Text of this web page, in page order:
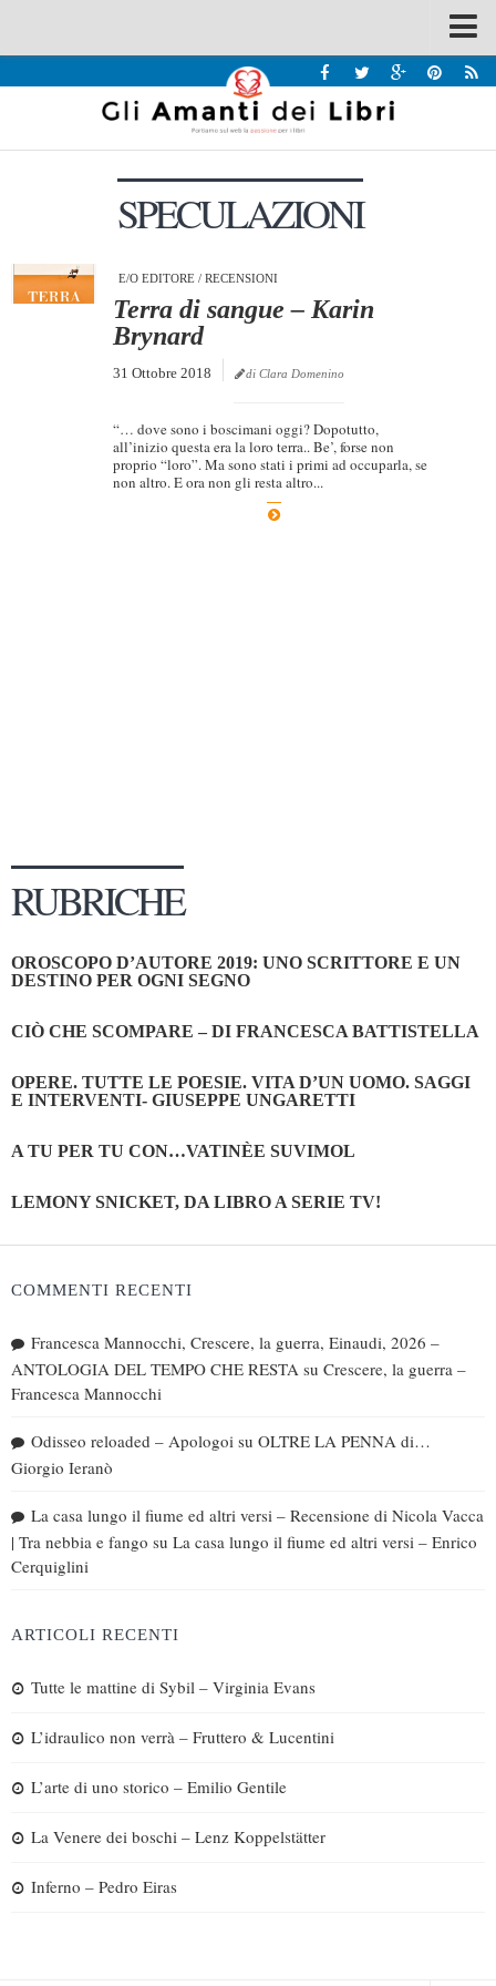
Recensioni
Interviste & Incontri
Chi siamo
Tabù Festival 2014
A Tutto Volume
Marketing
SPECULAZIONI
E/O EDITORE/ RECENSIONI
Terra di sangue – Karin
Brynard
31 Ottobre 2018 di Clara Domenino
“… dove sono i boscimani oggi? Dopotutto,
all’inizio questa era la loro terra.. Be’, forse non
proprio “loro”. Ma sono stati i primi ad occuparla, se
non altro. E ora non gli resta altro...
RUBRICHE
OROSCOPO D’AUTORE 2019: UNO SCRITTORE E UN
DESTINO PER OGNI SEGNO
CIÒ CHE SCOMPARE – DI FRANCESCA BATTISTELLA
OPERE. TUTTE LE POESIE. VITA D’UN UOMO. SAGGI
E INTERVENTI- GIUSEPPE UNGARETTI
A TU PER TU CON…VATINÈE SUVIMOL
LEMONY SNICKET, DA LIBRO A SERIE TV!
COMMENTI RECENTI
Francesca Mannocchi, Crescere, la guerra, Einaudi, 2026 –
ANTOLOGIA DEL TEMPO CHE RESTA su Crescere, la guerra –
Francesca Mannocchi
Odisseo reloaded – Apologoi su OLTRE LA PENNA di…
Giorgio Ieranò
La casa lungo il fiume ed altri versi – Recensione di Nicola Vacca
| Tra nebbia e fango su La casa lungo il fiume ed altri versi – Enrico
Cerquiglini
ARTICOLI RECENTI
Tutte le mattine di Sybil – Virginia Evans
L’idraulico non verrà – Fruttero & Lucentini
L’arte di uno storico – Emilio Gentile
La Venere dei boschi – Lenz Koppelstätter
Inferno – Pedro Eiras